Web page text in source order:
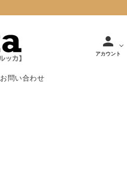
person
アカウント
お問い合わせ